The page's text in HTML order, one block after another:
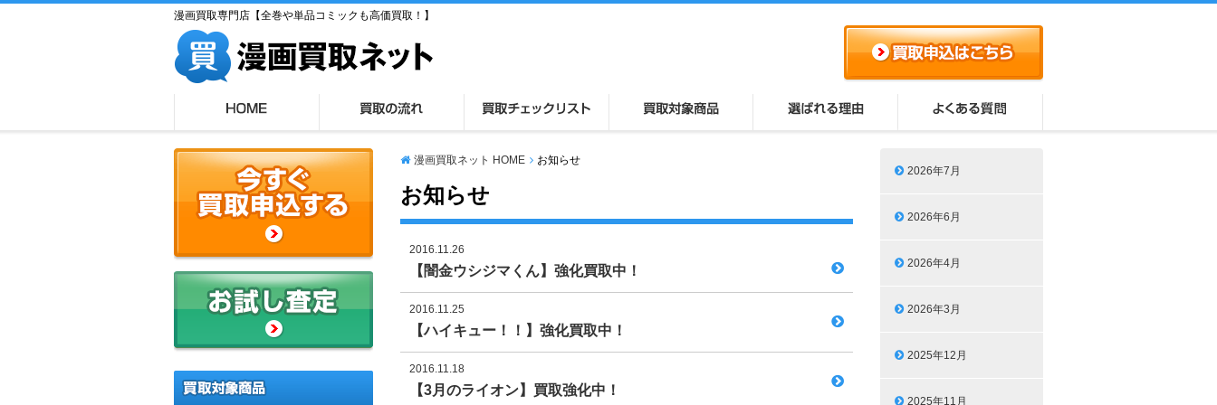
漫画買取専門店【全巻や単品コミックも高価買取！】
漫画買取ネット HOME お知らせ
お知らせ
2016.11.26
【闇金ウシジマくん】強化買取中！
2016.11.25
【ハイキュー！！】強化買取中！
2016.11.18
【3月のライオン】買取強化中！
2026年7月
2026年6月
2026年4月
2026年3月
2025年12月
2025年11月